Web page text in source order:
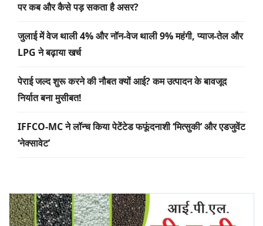
पर कब और कैसे पड़ सकता है असर?
जुलाई में वेज थाली 4% और नॉन-वेज थाली 9% महंगी, प्याज-तेल और
LPG ने बढ़ाया खर्च
पेराई जल्द शुरू करने की नौबत क्यों आई? कम उत्पादन के बावजूद
निर्यात बना मुसीबत!
IFFCO-MC ने लॉन्च किया पेटेंटेड फफूंदनाशी ‘मित्सुकी’ और एडजुवेंट
‘नेक्सावेट’